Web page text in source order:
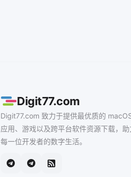
Digit77.com
Digit77.com 致力于提供最优质的
应用、游戏以及跨平台软件资源下载，助
每一位开发者的数字生活。